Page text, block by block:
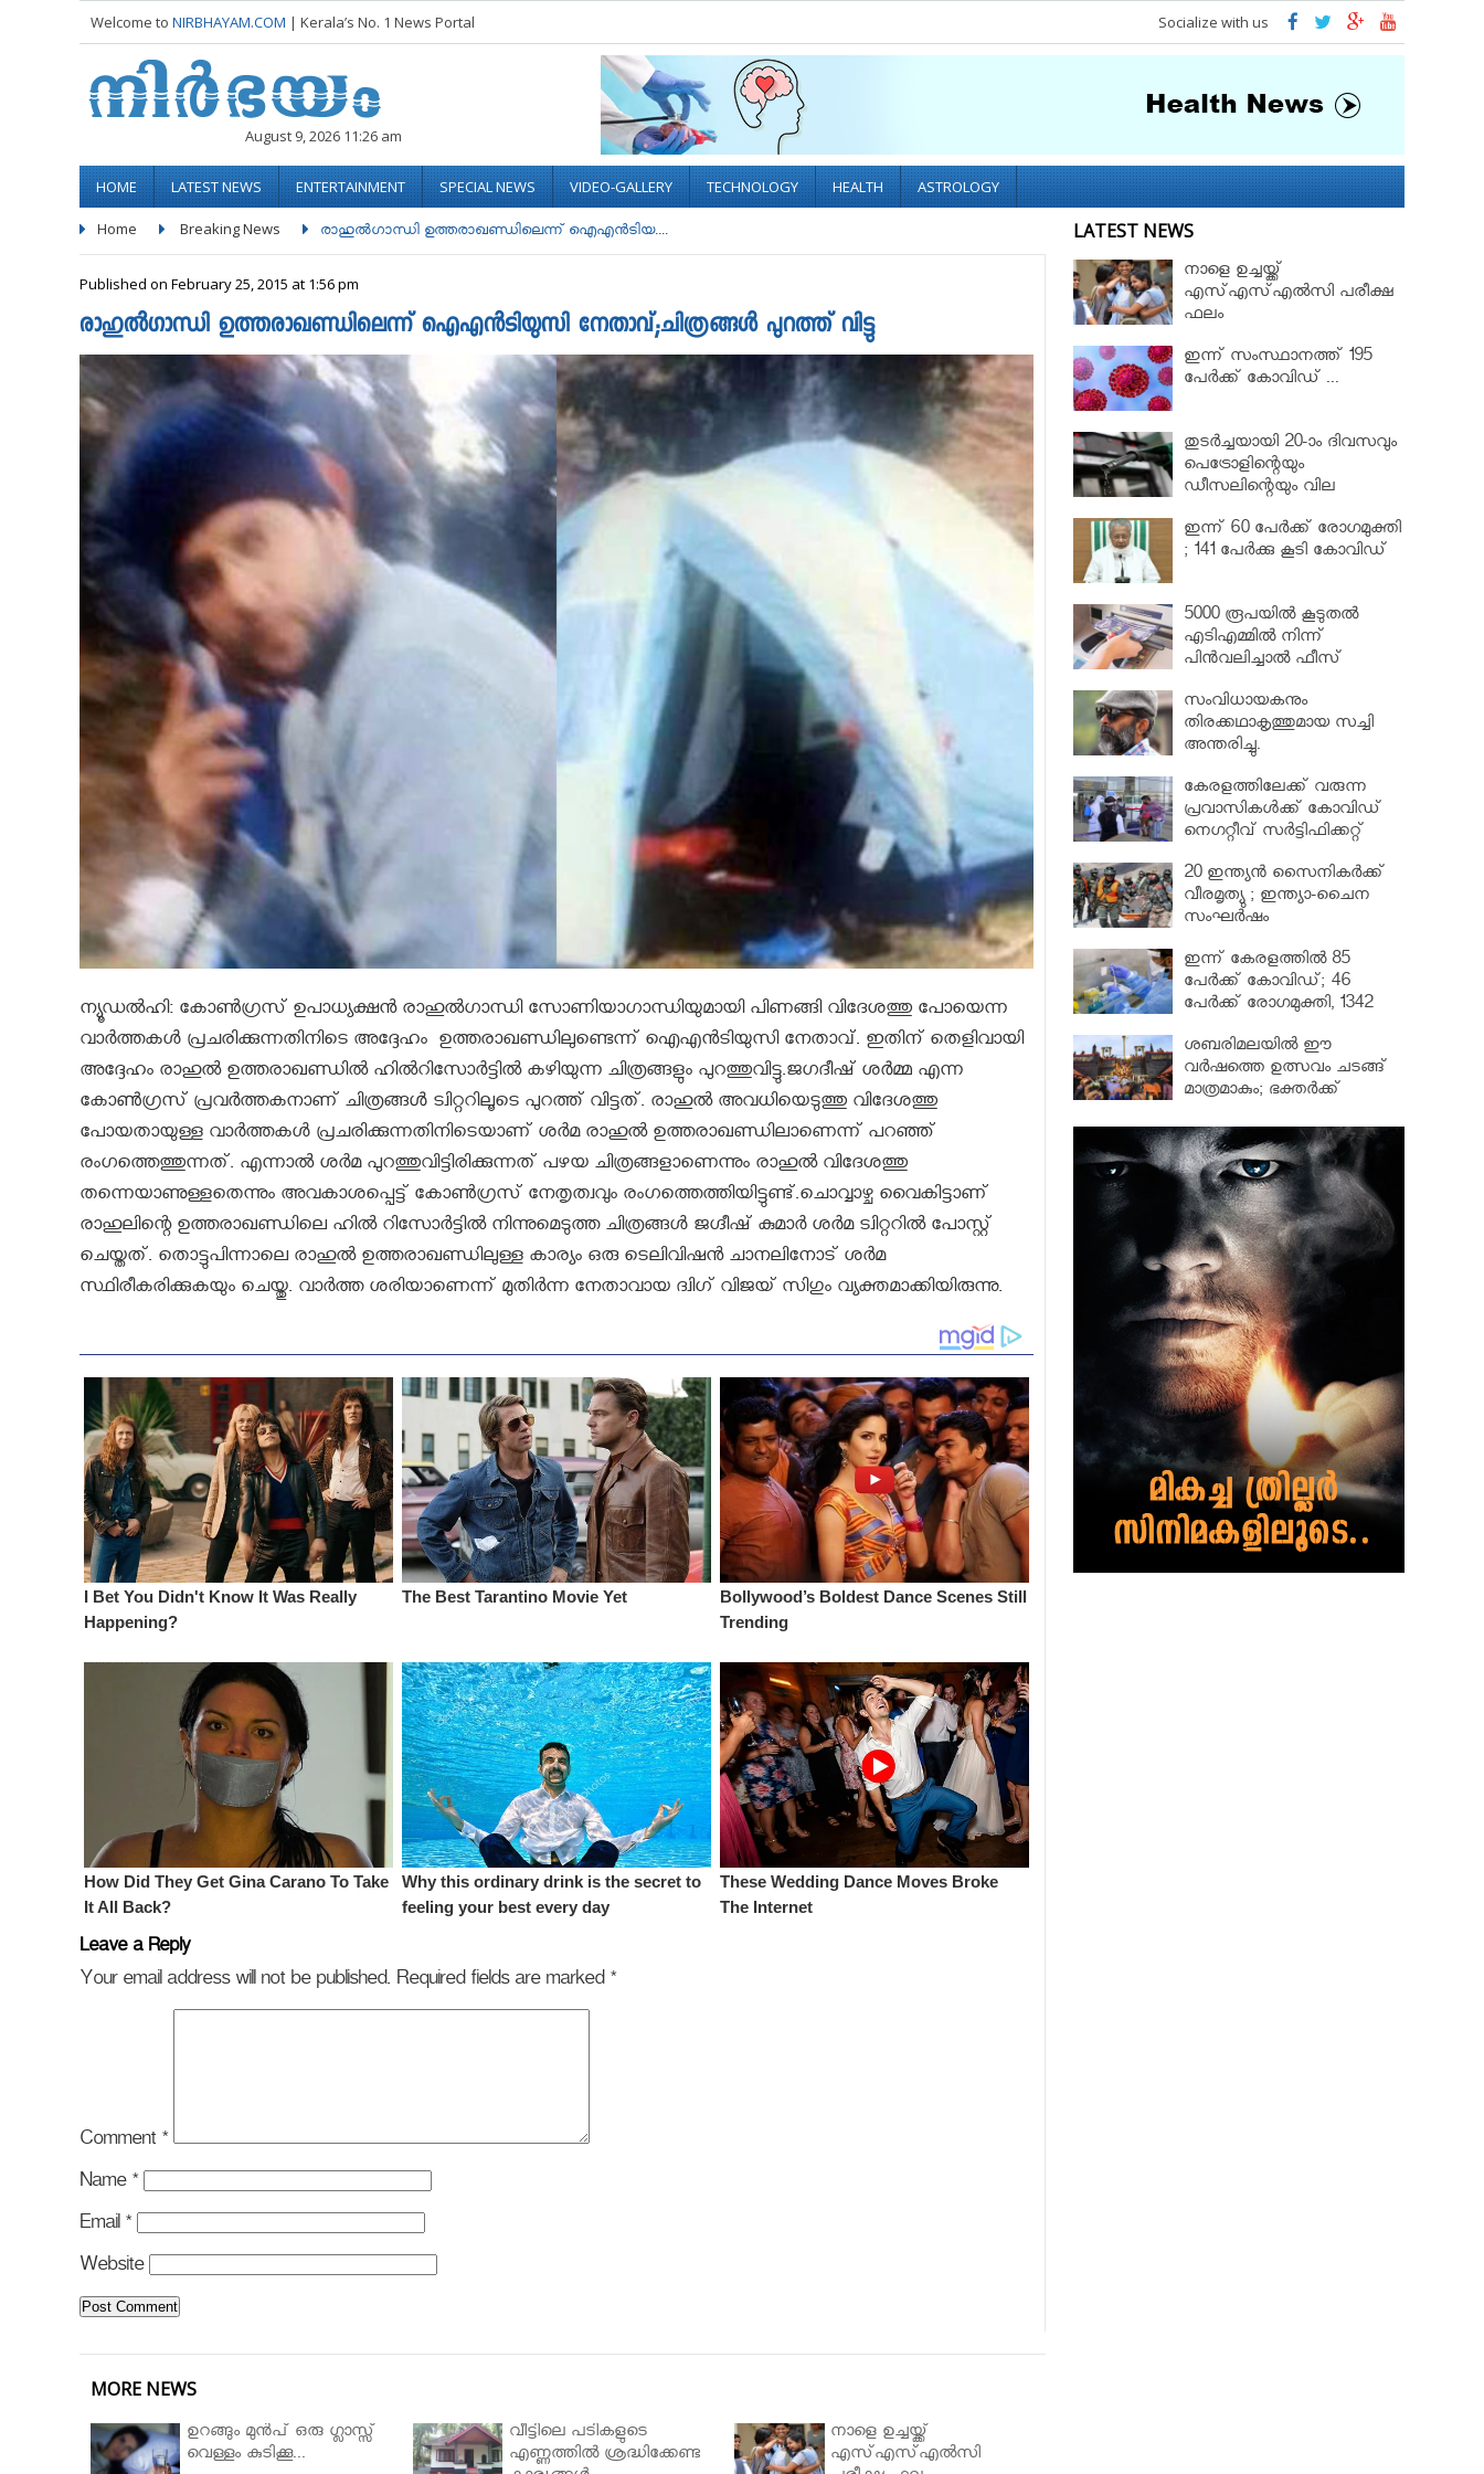
Welcome to NIRBHAYAM.COM | Kerala’s No. 1 News Portal Socialize with us
August 9, 2026 11:26 am
HOME LATEST NEWS ENTERTAINMENT SPECIAL NEWS VIDEO-GALLERY TECHNOLOGY HEALTH ASTROLOGY
Home Breaking News രാഹുല്‍ഗാന്ധി ഉത്തരാഖണ്ഡിലെന്ന് ഐഎന്‍ടിയ....
Published on February 25, 2015 at 1:56 pm
രാഹുല്‍ഗാന്ധി ഉത്തരാഖണ്ഡിലെന്ന് ഐഎന്‍ടിയുസി നേതാവ്;ചിത്രങ്ങൾ പുറത്ത് വിട്ടു
ന്യൂഡല്‍ഹി: കോണ്‍ഗ്രസ് ഉപാധ്യക്ഷന്‍ രാഹുല്‍ഗാന്ധി സോണിയാഗാന്ധിയുമായി പിണങ്ങി വിദേശത്തു പോയെന്ന
വാര്‍ത്തകള്‍ പ്രചരിക്കുന്നതിനിടെ അദ്ദേഹം ഉത്തരാഖണ്ഡിലുണ്ടെന്ന് ഐഎന്‍ടിയുസി നേതാവ്. ഇതിന് തെളിവായി
അദ്ദേഹം രാഹുല്‍ ഉത്തരാഖണ്ഡില്‍ ഹില്‍റിസോര്‍ട്ടില്‍ കഴിയുന്ന ചിത്രങ്ങളും പുറത്തുവിട്ടു.ജഗദീഷ് ശർമ്മ എന്ന
കോൺഗ്രസ് പ്രവർത്തകനാണ് ചിത്രങ്ങൾ ട്വിറ്ററിലൂടെ പുറത്ത് വിട്ടത്. രാഹുല്‍ അവധിയെടുത്തു വിദേശത്തു
പോയതായുള്ള വാര്‍ത്തകള്‍ പ്രചരിക്കുന്നതിനിടെയാണ് ശര്‍മ രാഹുല്‍ ഉത്തരാഖണ്ഡിലാണെന്ന് പറഞ്ഞ്
രംഗത്തെത്തുന്നത്. എന്നാല്‍ ശര്‍മ പുറത്തുവിട്ടിരിക്കുന്നത് പഴയ ചിത്രങ്ങളാണെന്നും രാഹുല്‍ വിദേശത്തു
തന്നെയാണുള്ളതെന്നും അവകാശപ്പെട്ട് കോണ്‍ഗ്രസ് നേതൃത്വവും രംഗത്തെത്തിയിട്ടുണ്ട്.ചൊവ്വാഴ്ച വൈകിട്ടാണ്
രാഹുലിന്റെ ഉത്തരാഖണ്ഡിലെ ഹില്‍ റിസോര്‍ട്ടില്‍ നിന്നുമെടുത്ത ചിത്രങ്ങള്‍ ജഗ്ദീഷ് കുമാര്‍ ശര്‍മ ട്വിറ്ററില്‍ പോസ്റ്റ്
ചെയ്തത്. തൊട്ടുപിന്നാലെ രാഹുല്‍ ഉത്തരാഖണ്ഡിലുള്ള കാര്യം ഒരു ടെലിവിഷന്‍ ചാനലിനോട് ശര്‍മ
സ്ഥിരീകരിക്കുകയും ചെയ്തു. വാര്‍ത്ത ശരിയാണെന്ന് മുതിര്‍ന്ന നേതാവായ ദ്വിഗ് വിജയ് സിഗും വ്യക്തമാക്കിയിരുന്നു.
Leave a Reply
Your email address will not be published. Required fields are marked *
Comment *
Name *
Email *
Website
MORE NEWS
ഉറങ്ങും മുന്‍പ് ഒരു ഗ്ലാസ്സ്
വെള്ളം കുടിക്കൂ...
വീട്ടിലെ പടികളുടെ
എണ്ണത്തിൽ ശ്രദ്ധിക്കേണ്ട
നാളെ ഉച്ചയ്ക്ക്
എസ്എസ്എല്‍സി
LATEST NEWS
നാളെ ഉച്ചയ്ക്ക്
എസ്എസ്എല്‍സി പരീക്ഷ
ഫലം
ഇന്ന് സംസ്ഥാനത്ത് 195
പേര്‍ക്ക് കോവിഡ് ...
തുടർച്ചയായി 20-ാം ദിവസവും
പെട്രോളിന്റെയും
ഡീസലിന്റെയും വില
ഇന്ന് 60 പേർക്ക് രോഗമുക്തി
; 141 പേര്‍ക്കു കൂടി കോവിഡ്
5000 രൂപയിൽ കൂടുതൽ
എടിഎമ്മിൽ നിന്ന്
പിൻവലിച്ചാൽ ഫീസ്
സംവിധായകനും
തിരക്കഥാകൃത്തുമായ സച്ചി
അന്തരിച്ചു.
കേരളത്തിലേക്ക് വരുന്ന
പ്രവാസികള്‍ക്ക് കോവിഡ്
നെഗറ്റീവ് സര്‍ട്ടിഫിക്കറ്റ്
20 ഇന്ത്യൻ സൈനികർക്ക്
വീരമൃത്യു ; ഇന്ത്യാ-ചൈന
സംഘർഷം
ഇന്ന് കേരളത്തിൽ 85
പേർക്ക് കോവിഡ്; 46
പേർക്ക് രോഗമുക്തി, 1342
ശബരിമലയില്‍ ഈ
വർഷത്തെ ഉത്സവം ചടങ്ങ്
മാത്രമാകും; ഭക്തർക്ക്